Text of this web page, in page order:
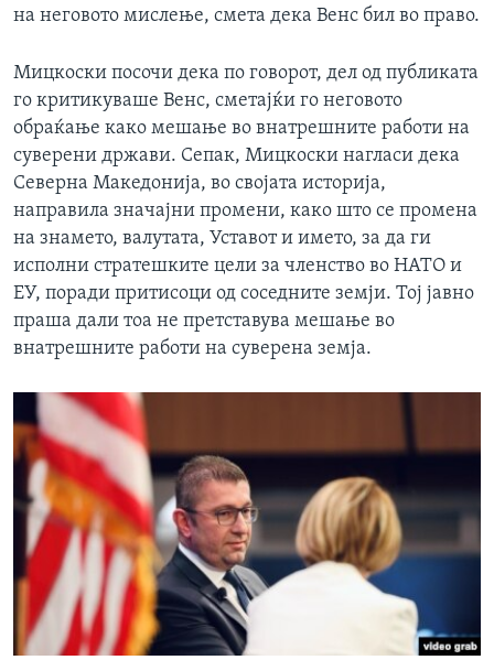
на неговото мислење, смета дека Венс бил во право.
Мицкоски посочи дека по говорот, дел од публиката
го критикуваше Венс, сметајќи го неговото
обраќање како мешање во внатрешните работи на
суверени држави. Сепак, Мицкоски нагласи дека
Северна Македонија, во својата историја,
направила значајни промени, како што се промена
на знамето, валутата, Уставот и името, за да ги
исполни стратешките цели за членство во НАТО и
ЕУ, поради притисоци од соседните земји. Тој јавно
праша дали тоа не претставува мешање во
внатрешните работи на суверена земја.